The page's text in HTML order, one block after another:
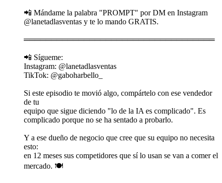
📲 Mándame la palabra "PROMPT" por DM en Instagram
@lanetadlasventas y te lo mando GRATIS.
═══════════════════════════════════
📲 Sígueme:
Instagram: @lanetadlasventas
TikTok: @gaboharbello_
Si este episodio te movió algo, compártelo con ese vendedor
de tu
equipo que sigue diciendo "lo de la IA es complicado". Es
complicado porque no se ha sentado a probarlo.
Y a ese dueño de negocio que cree que su equipo no necesita
esto:
en 12 meses sus competidores que sí lo usan se van a comer el
mercado. 🍽️